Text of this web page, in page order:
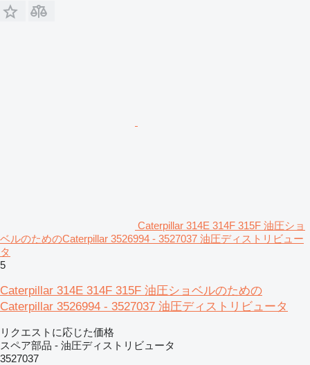
Caterpillar 314E 314F 315F 油圧ショ
ベルのためのCaterpillar 3526994 - 3527037 油圧ディストリビュー
タ
5
Caterpillar 314E 314F 315F 油圧ショベルのための
Caterpillar 3526994 - 3527037 油圧ディストリビュータ
リクエストに応じた価格
スペア部品 - 油圧ディストリビュータ
3527037